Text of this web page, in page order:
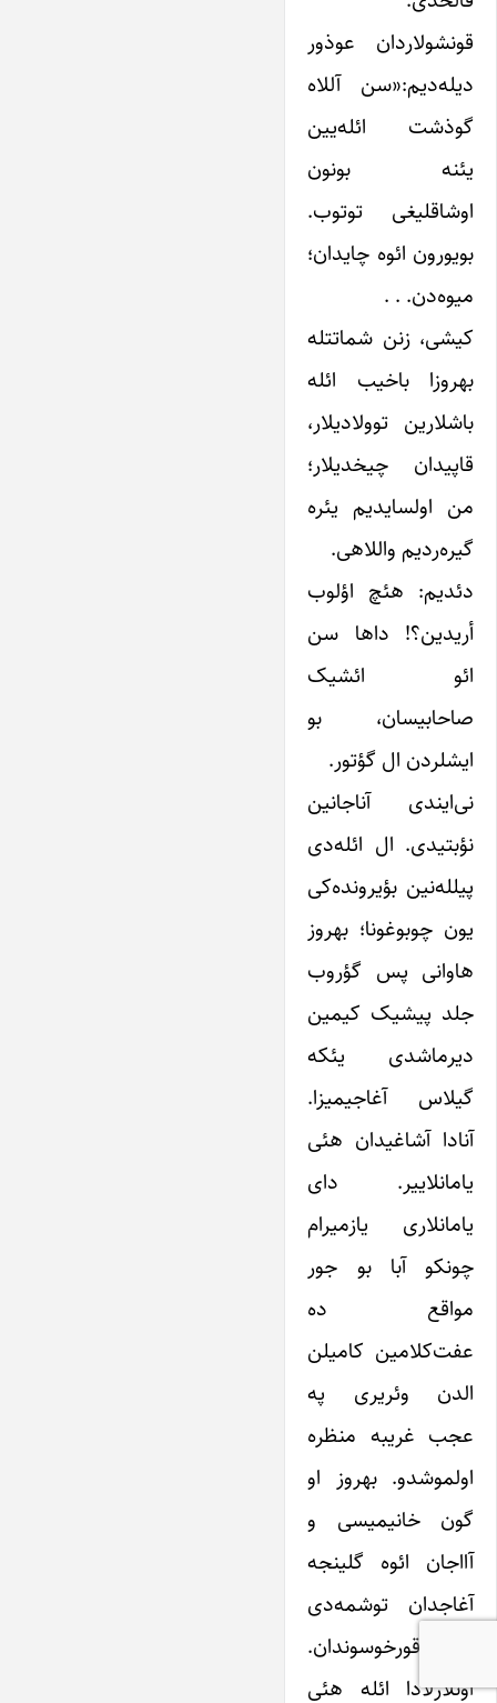
قونشولاردان عوذور
دیله‌دیم:«سن آللاه
گوذشت ائله‌یین
یئنه بونون
اوشاقلیغی توتوب.
بویورون ائوه چایدان؛‌
میوه‌دن. . .
کیشی، زنن شماتتله
بهروزا باخیب ائله
باشلارین توولادیلار،
قاپیدان چیخدیلار؛
‌من اولسایدیم یئره
گیره‌ردیم واللاهی.
دئدیم: هئچ اؤلوب
أریدین؟! داها سن
ائو ائشیک
صاحابیسان، بو‌
ایشلردن ال گؤتور.
نی‌ایندی آناجانین
نؤبتیدی. ال ائله‌دی
پیلله‌نین بؤیرونده‌کی
یون چوبوغونا؛ بهروز
هاوانی پس گؤروب
جلد پیشیک‌ کیمین‌
دیرماشدی یئکه
گیلاس آغاجیمیزا.
آنادا آشاغیدان هئی
یامانلاییر. دای
یامانلاری یازمیرام
چونکو آبا بو جور
‌مواقع ده
عفت‌کلامین‌ کامیلن
الدن وئریری په
عجب غریبه ‌منظره
اولموشدو. بهروز او
گون خانیمیسی و
آااجان ائوه گلینجه
آغاجدان توشمه‌دی
آبانین قورخوسوندان.
اونلارلادا ائله هئی